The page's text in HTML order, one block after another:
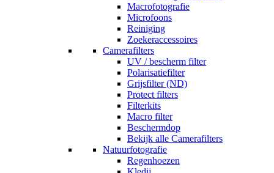
Macrofotografie
Microfoons
Reiniging
Zoekeraccessoires
Camerafilters
UV / bescherm filter
Polarisatiefilter
Grijsfilter (ND)
Protect filters
Filterkits
Macro filter
Beschermdop
Bekijk alle Camerafilters
Natuurfotografie
Regenhoezen